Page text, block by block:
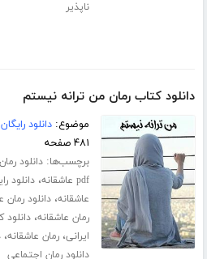
ناپذیر
دانلود کتاب رمان من ترانه نیستم
موضوع:دانلود
۴۸۱ صفحه
برچسب‌ها:دانلود
pdf عاشقانه ،دانلود
عاشقانه،دانلود
رمان عاشقانه،دانلود
ایرانی،رمان عاشقانه،
دانلود رمان اجتماعی